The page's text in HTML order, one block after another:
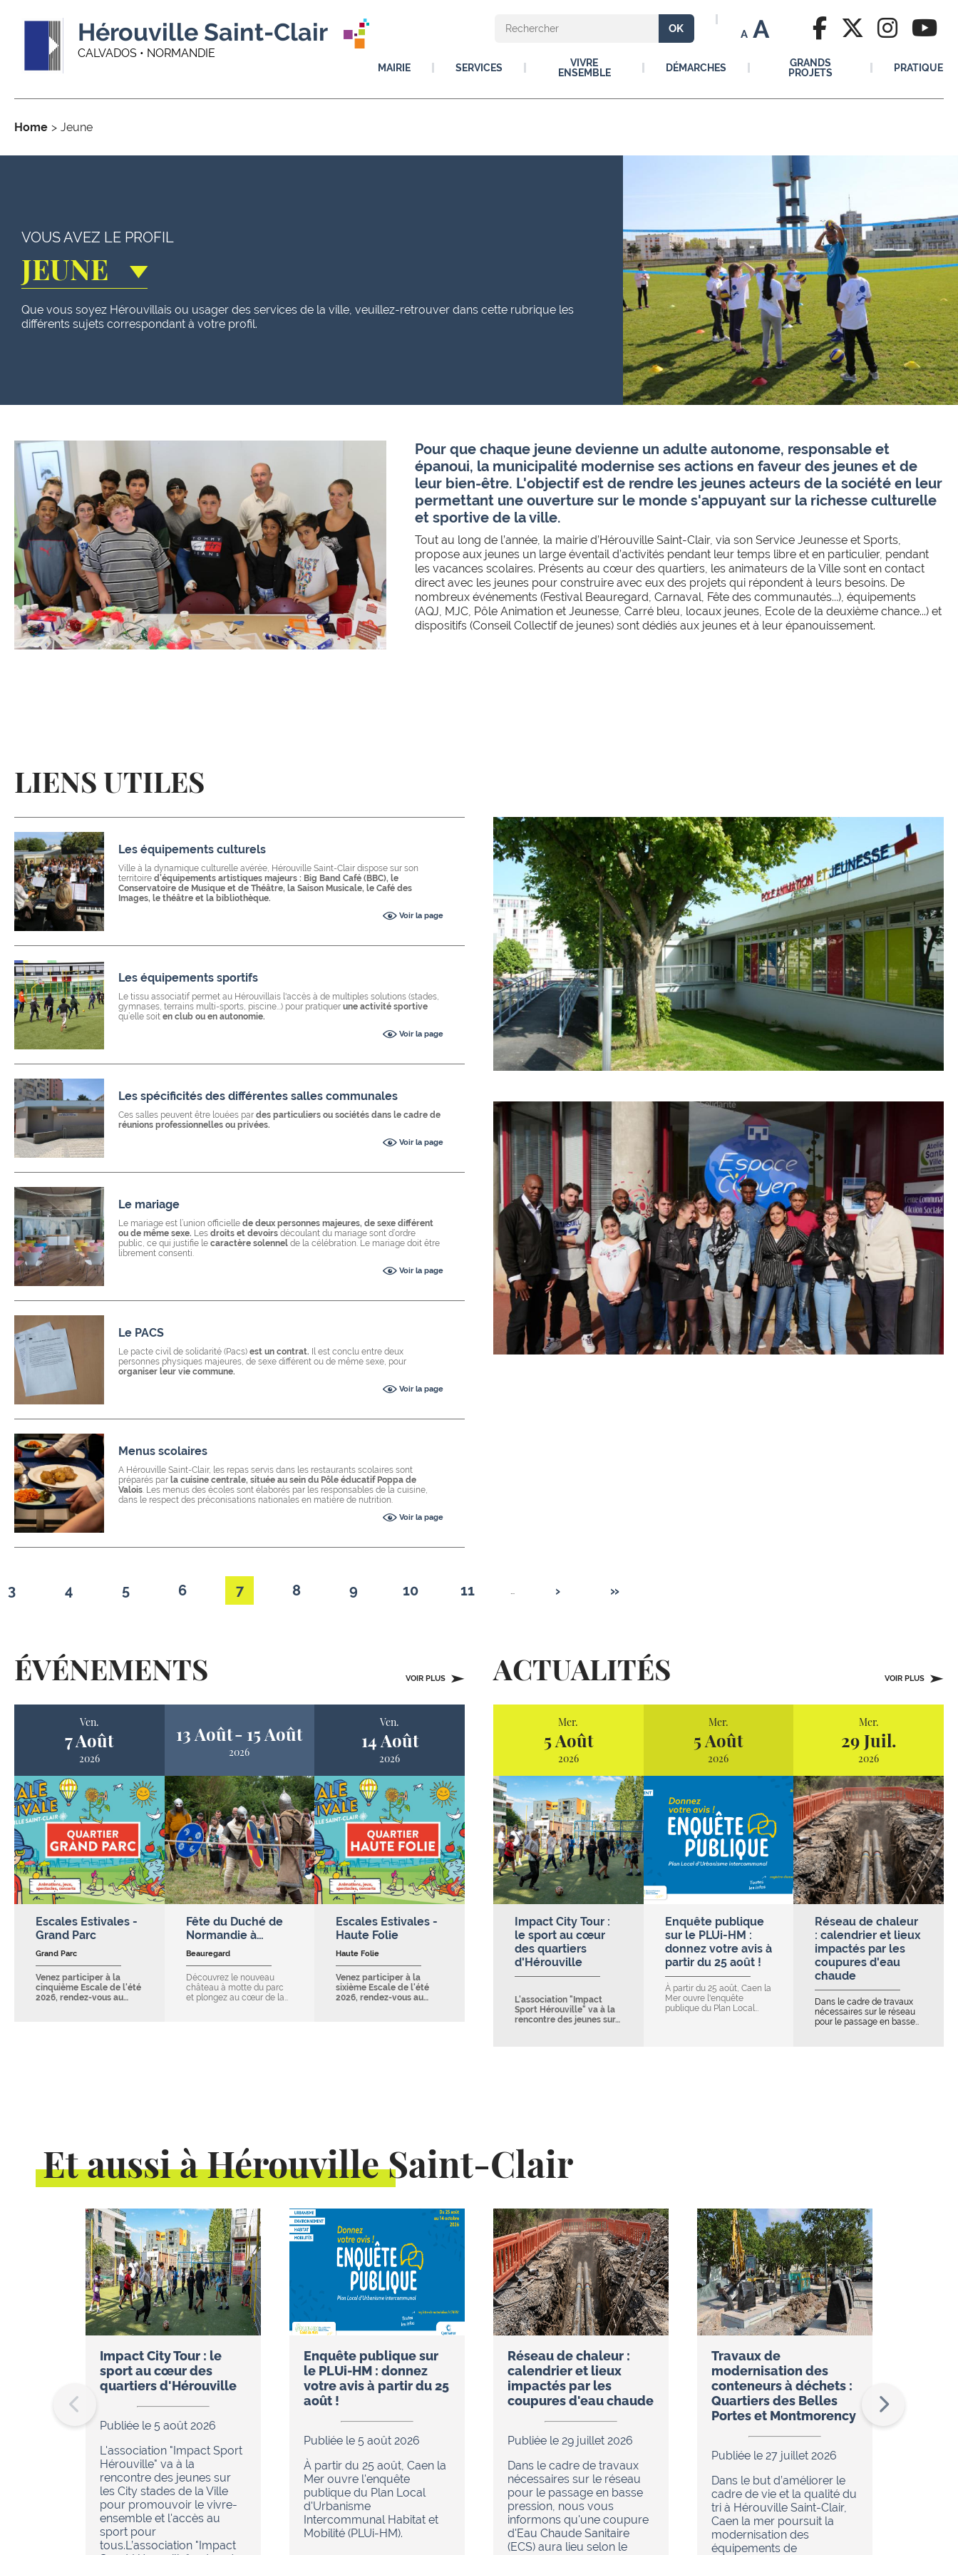
Hérouville Saint-Clair
CALVADOS • NORMANDIE
A A
MAIRIE SERVICES
VIVRE
ENSEMBLE
DÉMARCHES
GRANDS
PROJETS
PRATIQUE
Home Jeune
VOUS AVEZ LE PROFIL
JEUNE
Que vous soyez Hérouvillais ou usager des services de la ville, veuillez-retrouver dans cette rubrique les
différents sujets correspondant à votre profil.
Pour que chaque jeune devienne un adulte autonome, responsable et
épanoui, la municipalité modernise ses actions en faveur des jeunes et de
leur bien-être. L'objectif est de rendre les jeunes acteurs de la société en leur
permettant une ouverture sur le monde s'appuyant sur la richesse culturelle
et sportive de la ville.
Tout au long de l’année, la mairie d’Hérouville Saint-Clair, via son Service Jeunesse et Sports,
propose aux jeunes un large éventail d’activités pendant leur temps libre et en particulier, pendant
les vacances scolaires. Présents au cœur des quartiers, les animateurs de la Ville sont en contact
direct avec les jeunes pour construire avec eux des projets qui répondent à leurs besoins. De
nombreux événements (Festival Beauregard, Carnaval, Fête des communautés...), équipements
(AQJ, MJC, Pôle Animation et Jeunesse, Carré bleu, locaux jeunes, Ecole de la deuxième chance...) et
dispositifs (Conseil Collectif de jeunes) sont dédiés aux jeunes et à leur épanouissement.
LIENS UTILES
Les équipements culturels
Ville à la dynamique culturelle avérée, Hérouville Saint-Clair dispose sur son
territoired’équipements artistiques majeurs : Big Band Café (BBC), le
Conservatoire de Musique et de Théâtre, la Saison Musicale, le Café des
Images, le théâtre et la bibliothèque.
Voir la page
Les équipements sportifs
Le tissu associatif permet au Hérouvillais l'accès à de multiples solutions (stades,
gymnases, terrains multi-sports, piscine...) pour pratiquerune activité sportive
qu’elle soiten club ou en autonomie.
Voir la page
Les spécificités des différentes salles communales
Ces salles peuvent être louées pardes particuliers ou sociétés dans le cadre de
réunions professionnelles ou privées.
Voir la page
Le mariage
Le mariage est l’union officielle de deux personnes majeures, de sexe différent
ou de même sexe. Lesdroits et devoirs découlant du mariage sont d’ordre
public, ce qui justifie lecaractère solennelde la célébration. Le mariage doit être
librement consenti.
Voir la page
Le PACS
Le pacte civil de solidarité (Pacs)est un contrat. Il est conclu entre deux
personnes physiques majeures, de sexe différent ou de même sexe, pour
organiser leur vie commune.
Voir la page
Menus scolaires
A Hérouville Saint-Clair, les repas servis dans les restaurants scolaires sont
préparés parla cuisine centrale, située au sein du Pôle éducatif Poppa de
Valois. Les menus des écoles sont élaborés par les responsables de la cuisine,
dans le respect des préconisations nationales en matière de nutrition.
Voir la page
3 4 5 6 7 8 9 10 11 › »
ÉVÉNEMENTS VOIR PLUS
Ven.
7 Août
2026
Escales Estivales -
Grand Parc
Grand Parc
Venez participer à la
cinquième Escale de l'été
2026, rendez-vous au…
13 Août 15 Août
2026
Fête du Duché de
Normandie à…
Beauregard
Découvrez le nouveau
château à motte du parc
et plongez au cœur de la…
Ven.
14 Août
2026
Escales Estivales -
Haute Folie
Haute Folie
Venez participer à la
sixième Escale de l'été
2026, rendez-vous au…
ACTUALITÉS VOIR PLUS
Mer.
5 Août
2026
Impact City Tour :
le sport au cœur
des quartiers
d'Hérouville
L'association "Impact
Sport Hérouville" va à la
rencontre des jeunes sur…
Mer.
5 Août
2026
Enquête publique
sur le PLUi-HM :
donnez votre avis à
partir du 25 août !
À partir du 25 août, Caen la
Mer ouvre l'enquête
publique du Plan Local…
Mer.
29 Juil.
2026
Réseau de chaleur
: calendrier et lieux
impactés par les
coupures d'eau
chaude
Dans le cadre de travaux
nécessaires sur le réseau
pour le passage en basse…
Et aussi à Hérouville Saint-Clair
Impact City Tour : le
sport au cœur des
quartiers d'Hérouville
Publiée le 5 août 2026
L'association "Impact Sport
Hérouville" va à la
rencontre des jeunes sur
les City stades de la Ville
pour promouvoir le vivre-
ensemble et l'accès au
sport pour
tous.L’association "Impact
Enquête publique sur
le PLUi-HM : donnez
votre avis à partir du 25
août !
Publiée le 5 août 2026
À partir du 25 août, Caen la
Mer ouvre l'enquête
publique du Plan Local
d'Urbanisme
Intercommunal Habitat et
Mobilité (PLUi-HM).
Réseau de chaleur :
calendrier et lieux
impactés par les
coupures d'eau chaude
Publiée le 29 juillet 2026
Dans le cadre de travaux
nécessaires sur le réseau
pour le passage en basse
pression, nous vous
informons qu'une coupure
d'Eau Chaude Sanitaire
(ECS) aura lieu selon le
Travaux de
modernisation des
conteneurs à déchets :
Quartiers des Belles
Portes et Montmorency
Publiée le 27 juillet 2026
Dans le but d’améliorer le
cadre de vie et la qualité du
tri à Hérouville Saint-Clair,
Caen la mer poursuit la
modernisation des
équipements de